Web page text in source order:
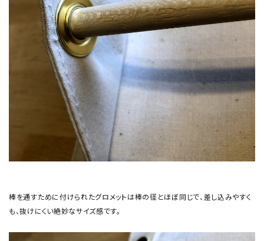
棒を通すために付けられたグロメットは棒の径とほぼ同じで、差し込みやすく
も、抜けにくい絶妙なサイズ感です。